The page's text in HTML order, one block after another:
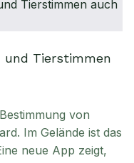
und Tierstimmen
von
Im Gelände ist das
neue App zeigt,